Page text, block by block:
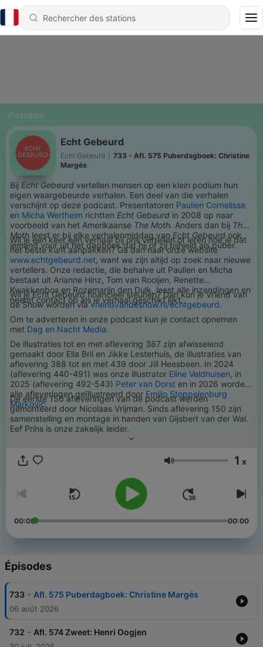
Podcasts
Echt Gebeurd
Echt Gebeurd
733 - Afl. 575 Puberdagboek: Christine
Margés
Bij Echt Gebeurd vertellen mensen op een klein podium hun
eigen waargebeurde verhalen. Een deel van die verhalen
verschijnt op deze podcast. Presentatoren Paulien Cornelisse
en Micha Wertheim richtten Echt Gebeurd in 2008 op naar
voorbeeld van het Amerikaanse The Moth. Anders dan bij The
Moth leest er bij elke verhalenmiddag van Echt Gebeurdook
iemand voor uit het dagboek dat hij of zij bijhield als puber.
Wil je een keer een verhaal bij ons vertellen of leren hoe je dat
het beste kunt aanpakken? Ga dan naar onze website
www.echtgebeurd.net, want we zijn altijd op zoek naar nieuwe
vertellers. Onze redactie, die behalve uit Paulien en Micha
bestaat uit Arianne Hinz, Tom van Rooijen, Renette
Kwakkenbos en Rozemarijn den Dulk, leest alle inzendingen en
neemt contact op als je verhaal geschikt lijkt.
Wil je Echt Gebeurd financieel steunen? Dan kun je Vriend van
de Show worden viavriendvandeshow.nl/echtgebeurd.
Om te adverteren in onze podcast kun je contact opnemen
met Dag en Nacht Media.
De illustraties tot en met aflevering 387 zijn afwisselend
gemaakt door Ella Bril en Jikke Lesterhuis, de illustraties van
aflevering 388 tot en met 439 door Jill Heesbeen. In 2024
(aflevering 440-491) was onze illustrator Eline Veldhuisen, in
2025 (aflevering 492-543) Peter van Dorst en in 2026 worden
alle afleveringen geïllustreerd door Emilio Stoppelenburg
Marković.
De eerste 150 afleveringen van de podcast werden
gemonteerd door Nicolaas Vrijman. Sinds aflevering 150 zijn
samenstelling en montage in handen van Gijsbert van der Wal.
Eef Prins is onze zakelijk leider.
Volume 1 x
00:00 00:00
Épisodes
733 - Afl. 575 Puberdagboek: Christine Margés
06 août 2026
732 - Afl. 574 Zweet: Henri Oogjen